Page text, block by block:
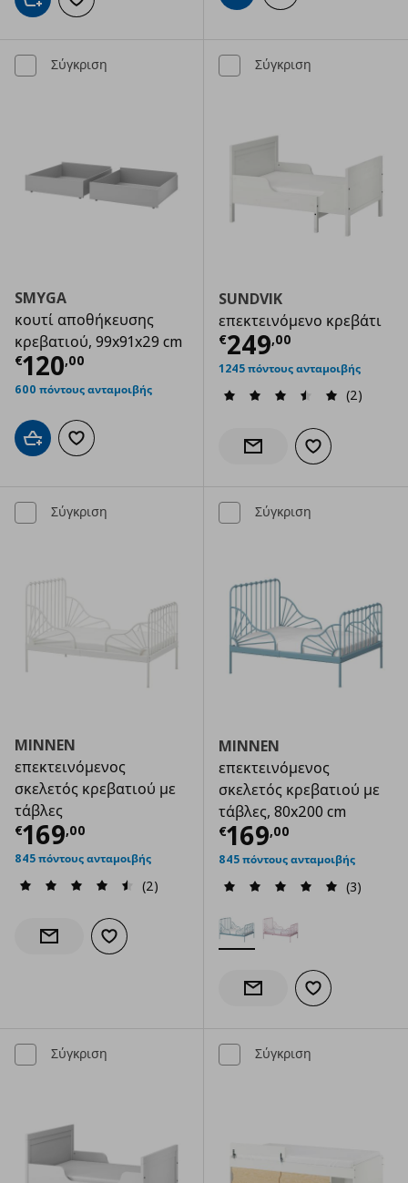
Προσθήκη στο καλάθι
Προσθήκη στα αγαπημένα
Σύγκριση
SMYGA
κουτί αποθήκευσης
κρεβατιού, 99x91x29 cm
€120,00
Τρέχουσα τιμή € 120,00
600 πόντους ανταμοιβής
Προσθήκη στο καλάθι
Προσθήκη στα αγαπημένα
Σύγκριση
SUNDVIK
επεκτεινόμενο κρεβάτι
€249,00
Τρέχουσα
1245 πόντους ανταμοιβής
(2)
Ενημέρωση διαθεσιμότητας
Προσθήκη στα
Σύγκριση
MINNEN
επεκτεινόμενος
σκελετός κρεβατιού με
τάβλες
€169,00
Τρέχουσα τιμή € 169,00
845 πόντους ανταμοιβής
(2)
Ενημέρωση διαθεσιμότητας
Προσθήκη στα αγαπημένα
Σύγκριση
MINNEN
επεκτεινόμενος
σκελετός κρεβατιού με
τάβλες, 80x200 cm
€169,00
Τρέχουσα
845 πόντους ανταμοιβής
(3)
Ενημέρωση διαθεσιμότητας
Προσθήκη στα
Σύγκριση Σύγκριση